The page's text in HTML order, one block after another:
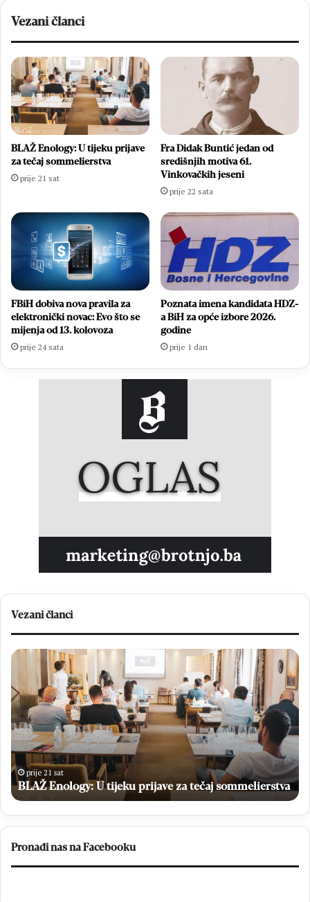
Vezani članci
BLAŽ Enology: U tijeku prijave
za tečaj sommelierstva
prije 21 sat
Fra Didak Buntić jedan od
središnjih motiva 61.
Vinkovačkih jeseni
prije 22 sata
FBiH dobiva nova pravila za
elektronički novac: Evo što se
mijenja od 13. kolovoza
prije 24 sata
Poznata imena kandidata HDZ-
a BiH za opće izbore 2026.
godine
prije 1 dan
Vezani članci
BLAŽ
Enology:
U
tijeku
prijave
za
tečaj
sommelierstva
prije 21 sat
BLAŽ Enology: U tijeku prijave za tečaj sommelierstva
–
Pronađi nas na Facebooku